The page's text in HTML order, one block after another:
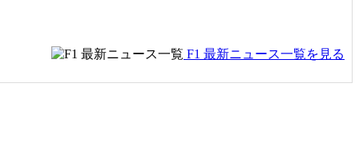
F1 最新ニュース一覧を見る